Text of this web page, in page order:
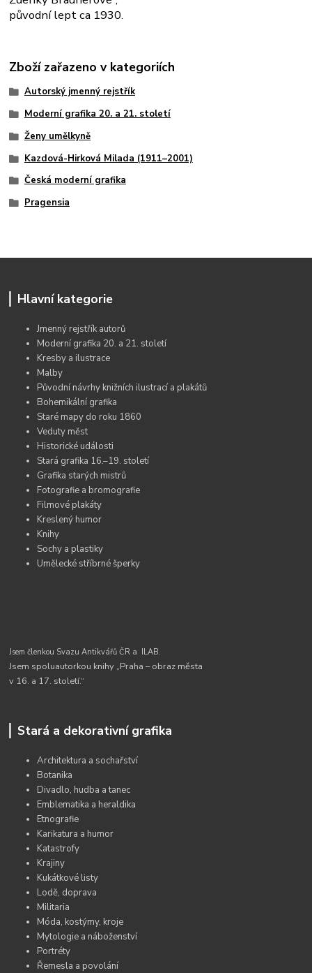
původní lept ca 1930.
Zboží zařazeno v kategoriích
Autorský jmenný rejstřík
Moderní grafika 20. a 21. století
Ženy umělkyně
Kazdová-Hirková Milada (1911–2001)
Česká moderní grafika
Pragensia
Hlavní kategorie
Jmenný rejstřík autorů
Moderní grafika 20. a 21. století
Kresby a ilustrace
Malby
Původní návrhy knižních ilustrací a plakátů
Bohemikální grafika
Staré mapy do roku 1860
Veduty měst
Historické události
Stará grafika 16.–19. století
Grafika starých mistrů
Fotografie a bromografie
Filmové plakáty
Kreslený humor
Knihy
Sochy a plastiky
Umělecké stříbrné šperky
Jsem členkou Svazu Antikvářů ČR a ILAB.
Jsem spoluautorkou knihy „Praha – obraz města
v 16. a 17. století.“
Stará a dekorativní grafika
Architektura a sochařství
Botanika
Divadlo, hudba a tanec
Emblematika a heraldika
Etnografie
Karikatura a humor
Katastrofy
Krajiny
Kukátkové listy
Lodě, doprava
Militaria
Móda, kostýmy, kroje
Mytologie a náboženství
Portréty
Řemesla a povolání